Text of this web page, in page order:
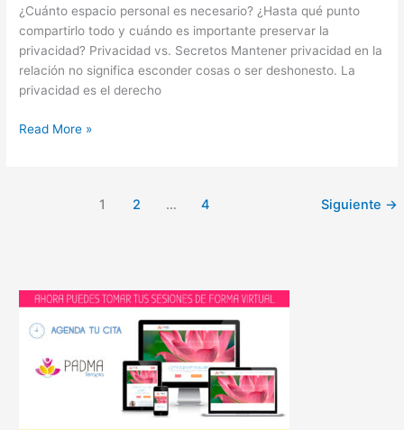
¿Cuánto espacio personal es necesario? ¿Hasta qué punto
compartirlo todo y cuándo es importante preservar la
privacidad? Privacidad vs. Secretos Mantener privacidad en la
relación no significa esconder cosas o ser deshonesto. La
privacidad es el derecho
Read More »
1 2 … 4 Siguiente →